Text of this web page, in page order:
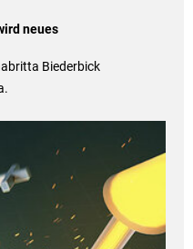
neues
Biederbick